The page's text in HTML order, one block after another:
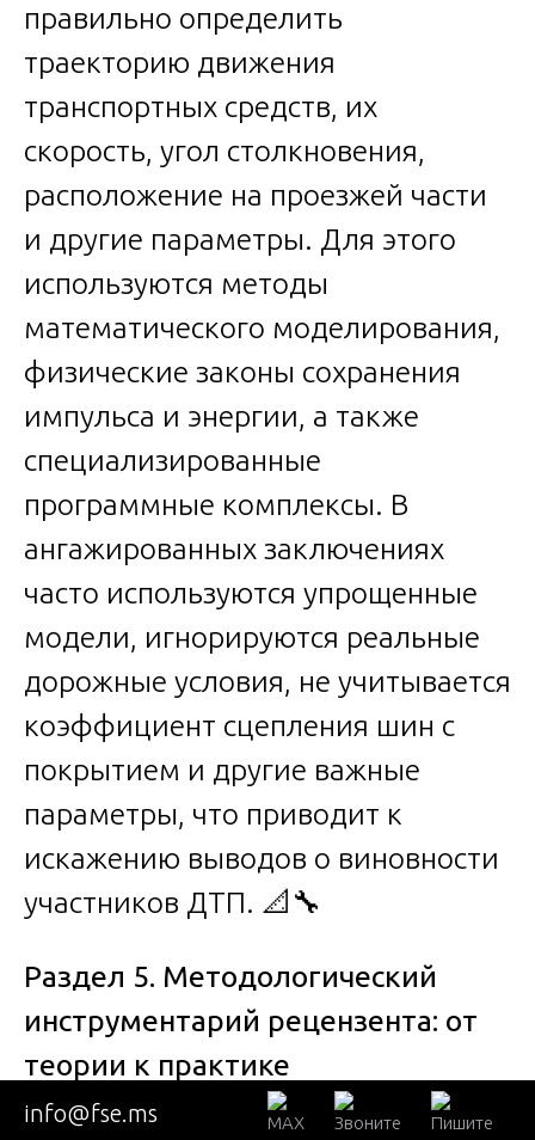
правильно определить
траекторию движения
транспортных средств, их
скорость, угол столкновения,
расположение на проезжей части
и другие параметры. Для этого
используются методы
математического моделирования,
физические законы сохранения
импульса и энергии, а также
специализированные
программные комплексы. В
ангажированных заключениях
часто используются упрощенные
модели, игнорируются реальные
дорожные условия, не учитывается
коэффициент сцепления шин с
покрытием и другие важные
параметры, что приводит к
искажению выводов о виновности
участников ДТП. 📐🔧
Раздел 5. Методологический
инструментарий рецензента: от
теории к практике
info@fse.ms